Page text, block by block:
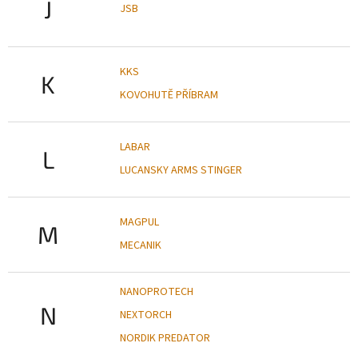
J JSB
K
KKS
KOVOHUTĚ PŘÍBRAM
L
LABAR
LUCANSKY ARMS STINGER
M
MAGPUL
MECANIK
N
NANOPROTECH
NEXTORCH
NORDIK PREDATOR